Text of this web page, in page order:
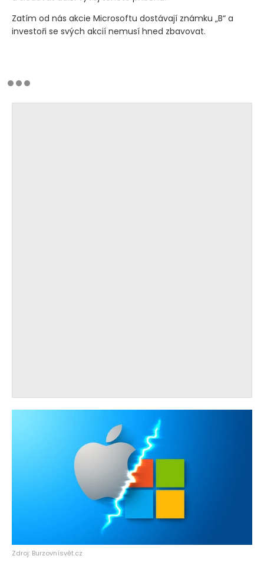
Zatím od nás akcie Microsoftu dostávají známku „B“ a
investoři se svých akcií nemusí hned zbavovat.
Zdroj: Burzovnísvět.cz